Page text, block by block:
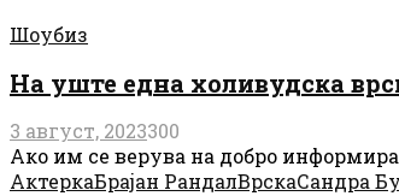
Шоубиз
На уште една холивудска
3 август, 2023300
Ако им се верува на добро
АктеркаБрајан РандалВрскаСандра